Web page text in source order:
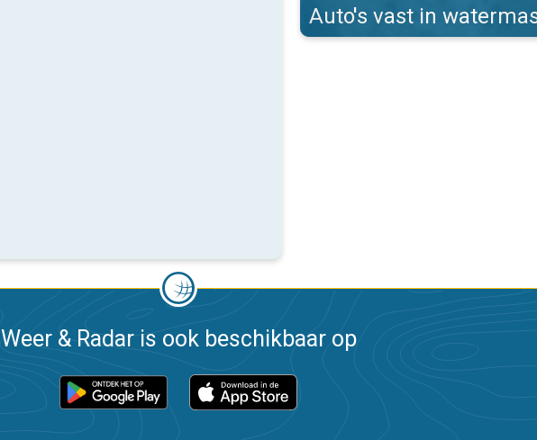
Auto's vast in
Weer & Radar is ook beschikbaar op